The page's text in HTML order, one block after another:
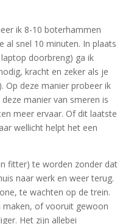
ik 8-10 boterhammen
snel 10 minuten. In plaats
doorbreng) ga ik
kracht en zeker als je
Op deze manier probeer ik
manier van smeren is
meer ervaar. Of dit laatste
wellicht helpt het een
fitter) te worden zonder dat
naar werk en weer terug.
te wachten op de trein.
maken, of vooruit gewoon
Het zijn allebei